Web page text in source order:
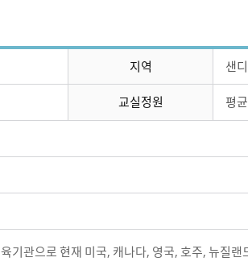
지역 샌
교실정원 평
기관으로 현재 미국, 캐나다, 영국, 호주, 뉴질랜